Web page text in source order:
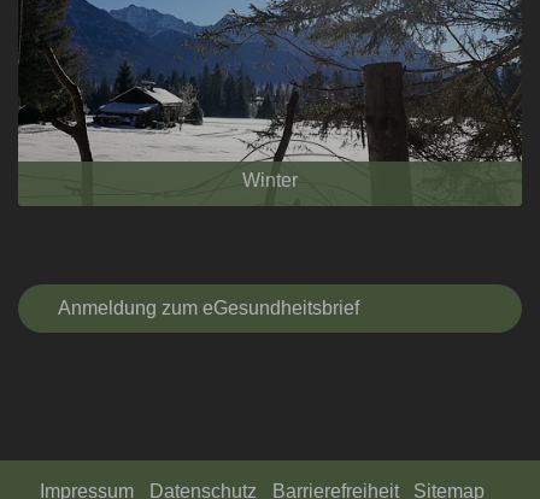
Winter
Anmeldung zum eGesundheitsbrief
Impressum Datenschutz Barrierefreiheit Sitemap